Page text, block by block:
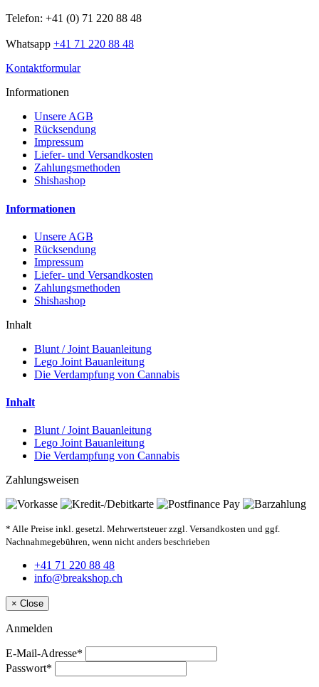
Telefon: +41 (0) 71 220 88 48
Whatsapp +41 71 220 88 48
Kontaktformular
Informationen
Unsere AGB
Rücksendung
Impressum
Liefer- und Versandkosten
Zahlungsmethoden
Shishashop
Informationen
Unsere AGB
Rücksendung
Impressum
Liefer- und Versandkosten
Zahlungsmethoden
Shishashop
Inhalt
Blunt / Joint Bauanleitung
Lego Joint Bauanleitung
Die Verdampfung von Cannabis
Inhalt
Blunt / Joint Bauanleitung
Lego Joint Bauanleitung
Die Verdampfung von Cannabis
Zahlungsweisen
* Alle Preise inkl. gesetzl. Mehrwertsteuer zzgl. Versandkosten und ggf.
Nachnahmegebühren, wenn nicht anders beschrieben
+41 71 220 88 48
info@breakshop.ch
× Close
Anmelden
E-Mail-Adresse*
Passwort*